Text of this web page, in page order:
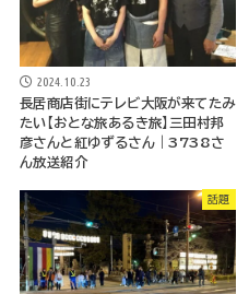
2024.10.23
長居商店街にテレビ大阪が来てたみ
たい【おとな旅あるき旅】三田村邦
彦さんと紅ゆずるさん｜3738さ
ん放送紹介
話題